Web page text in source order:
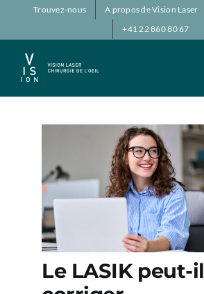
PasserTrouvez-nous A propos de Vision Laser
+41 22 860 80 67
Le LASIK peut-il